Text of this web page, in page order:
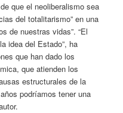
que el neoliberalismo sea
del totalitarismo” en una
de nuestras vidas”. “El
idea del Estado”, ha
que han dado los
que atienden los
estructurales de la
podríamos tener una